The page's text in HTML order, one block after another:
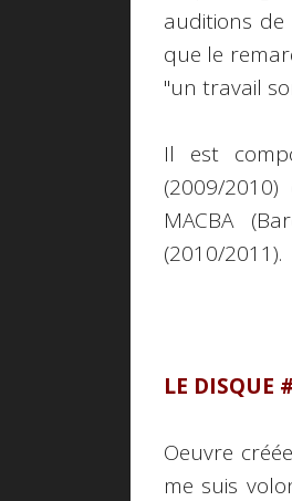
auditions de
que le
"un travail
Il est
(2009/
MACBA
(2010/2011).
LE DISQUE
Oeuvre
me suis